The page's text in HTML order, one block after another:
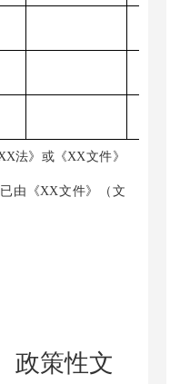
法》或《XX文件》
由《XX文件》（文
政策性文